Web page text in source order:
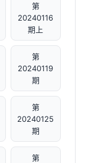
第
20240116
期上
第
20240119
期
第
20240125
期
第